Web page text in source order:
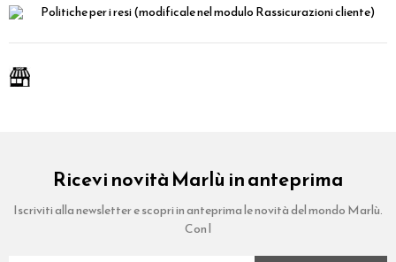
Politiche per i resi(modificale nel modulo Rassicurazioni cliente)
Ricevi novità Marlù in anteprima
Iscriviti alla newsletter e scopri in anteprima le novità del mondo Marlù.
Con l